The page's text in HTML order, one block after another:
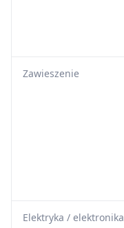
Zawieszenie
Elektryka / elektronika